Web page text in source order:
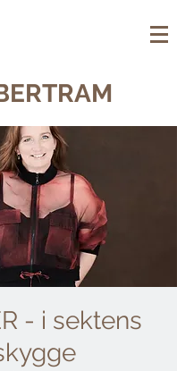
- i sektens